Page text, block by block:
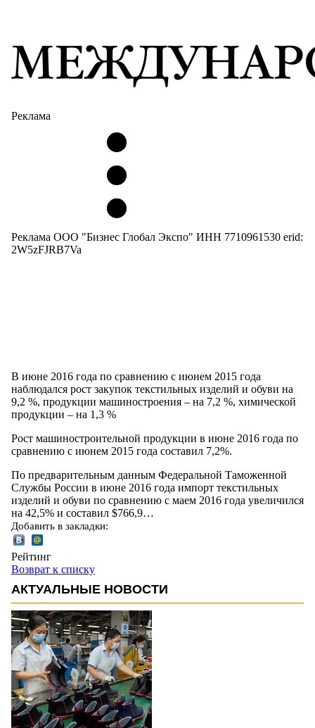
Реклама
Реклама ООО "Бизнес Глобал Экспо" ИНН 7710961530 erid:
2W5zFJRB7Va
В июне 2016 года по сравнению с июнем 2015 года
наблюдался рост закупок текстильных изделий и обуви на
9,2 %, продукции машиностроения – на 7,2 %, химической
продукции – на 1,3 %
Рост машиностроительной продукции в июне 2016 года по
сравнению с июнем 2015 года составил 7,2%.
По предварительным данным Федеральной Таможенной
Службы России в июне 2016 года импорт текстильных
изделий и обуви по сравнению с маем 2016 года увеличился
на 42,5% и составил $766,9…
Добавить в закладки:
Рейтинг
Возврат к списку
АКТУАЛЬНЫЕ НОВОСТИ